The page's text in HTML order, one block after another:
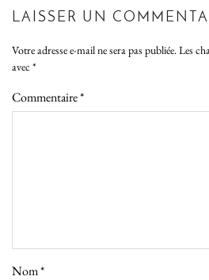
LAISSER UN
Votre adresse e-mail ne sera pas publiée. Les
avec *
Commentaire*
Nom*